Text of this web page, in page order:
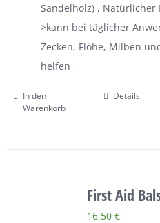
Sandelholz) , Natürlicher
>kann bei täglicher
Zecken, Flöhe, Milben
helfen
In den
Warenkorb
Details
First Aid
16,50 €